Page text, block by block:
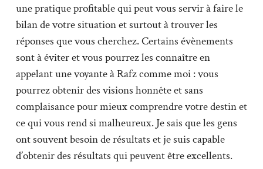
une pratique profitable qui peut vous servir à faire le
bilan de votre situation et surtout à trouver les
réponses que vous cherchez. Certains évènements
sont à éviter et vous pourrez les connaître en
appelant une voyante à Rafz comme moi : vous
pourrez obtenir des visions honnête et sans
complaisance pour mieux comprendre votre destin et
ce qui vous rend si malheureux. Je sais que les gens
ont souvent besoin de résultats et je suis capable
d’obtenir des résultats qui peuvent être excellents.